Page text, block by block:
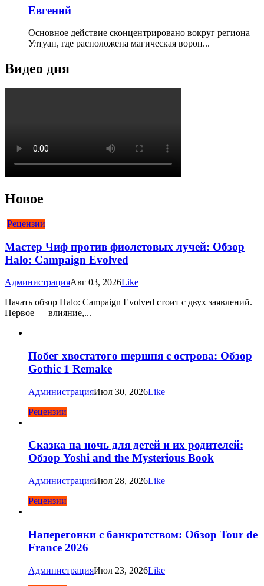
Евгений
Основное действие сконцентрировано вокруг региона
Ултуан, где расположена магическая ворон...
Видео дня
Новое
Рецензии
Мастер Чиф против фиолетовых лучей: Обзор
Halo: Campaign Evolved
АдминистрацияАвг 03, 2026Like
Начать обзор Halo: Campaign Evolved стоит с двух заявлений.
Первое — влияние,...
Побег хвостатого шершня с острова: Обзор
Gothic 1 Remake
АдминистрацияИюл 30, 2026Like
Рецензии
Сказка на ночь для детей и их родителей:
Обзор Yoshi and the Mysterious Book
АдминистрацияИюл 28, 2026Like
Рецензии
Наперегонки с банкротством: Обзор Tour de
France 2026
АдминистрацияИюл 23, 2026Like